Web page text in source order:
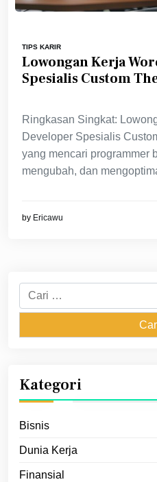
TIPS KARIR
Lowongan Kerja
Spesialis Custom
Ringkasan Singkat:
Developer Spesialis
yang mencari programmer
mengubah, dan
by Ericawu
Cari
untuk:
Kategori
Bisnis
Dunia Kerja
Finansial